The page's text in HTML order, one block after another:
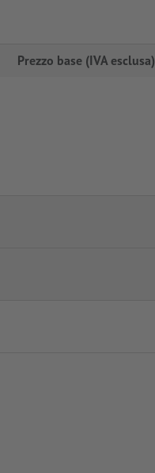
Prezzo base (IVA esclusa)